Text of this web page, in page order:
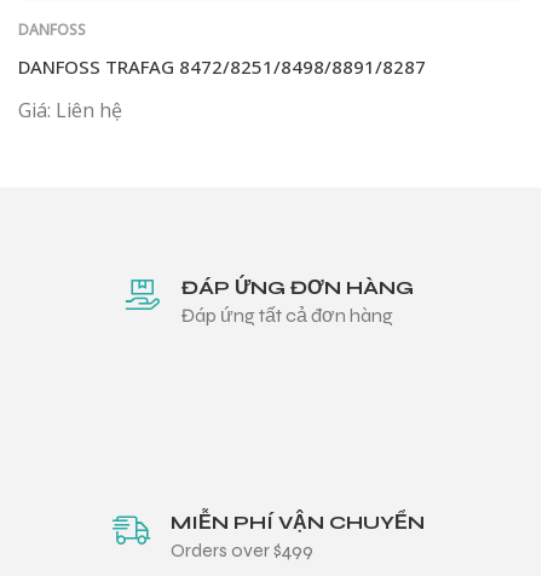
DANFOSS
DANFOSS TRAFAG 8472/8251/8498/8891/8287
Giá: Liên hệ
ĐÁP ỨNG ĐƠN HÀNG
Đáp ứng tất cả đơn hàng
MIỄN PHÍ VẬN CHUYỂN
Orders over $499